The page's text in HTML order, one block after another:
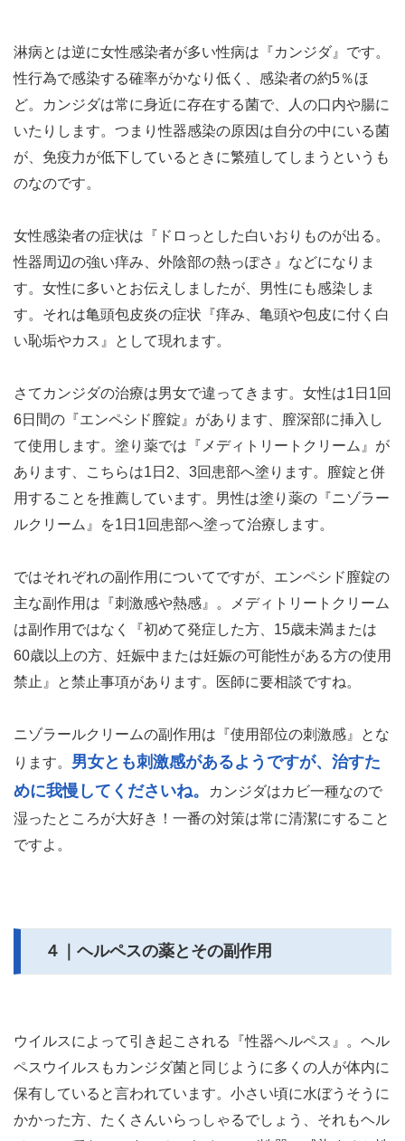
淋病とは逆に女性感染者が多い性病は『カンジダ』です。
性行為で感染する確率がかなり低く、感染者の約5％ほ
ど。カンジダは常に身近に存在する菌で、人の口内や腸に
いたりします。つまり性器感染の原因は自分の中にいる菌
が、免疫力が低下しているときに繁殖してしまうというも
のなのです。
女性感染者の症状は『ドロっとした白いおりものが出る。
性器周辺の強い痒み、外陰部の熱っぽさ』などになりま
す。女性に多いとお伝えしましたが、男性にも感染しま
す。それは亀頭包皮炎の症状『痒み、亀頭や包皮に付く白
い恥垢やカス』として現れます。
さてカンジダの治療は男女で違ってきます。女性は1日1回
6日間の『エンペシド膣錠』があります、膣深部に挿入し
て使用します。塗り薬では『メディトリートクリーム』が
あります、こちらは1日2、3回患部へ塗ります。膣錠と併
用することを推薦しています。男性は塗り薬の『ニゾラー
ルクリーム』を1日1回患部へ塗って治療します。
ではそれぞれの副作用についてですが、エンペシド膣錠の
主な副作用は『刺激感や熱感』。メディトリートクリーム
は副作用ではなく『初めて発症した方、15歳未満または
60歳以上の方、妊娠中または妊娠の可能性がある方の使用
禁止』と禁止事項があります。医師に要相談ですね。
ニゾラールクリームの副作用は『使用部位の刺激感』とな
ります。 男女とも刺激感があるようですが、治すた
めに我慢してくださいね。
カンジダはカビ一種なので
湿ったところが大好き！一番の対策は常に清潔にすること
ですよ。
４｜ヘルペスの薬とその副作用
ウイルスによって引き起こされる『性器ヘルペス』。ヘル
ペスウイルスもカンジダ菌と同じように多くの人が体内に
保有していると言われています。小さい頃に水ぼうそうに
かかった方、たくさんいらっしゃるでしょう、それもヘル